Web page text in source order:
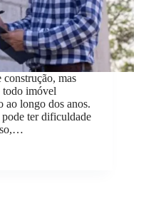
mas
todo imóvel
ao longo dos anos.
ter dificuldade